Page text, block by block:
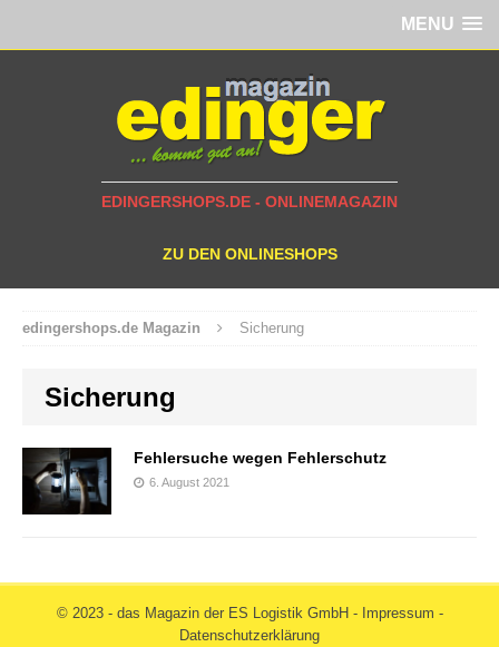
MENU
EDINGERSHOPS.DE - ONLINEMAGAZIN
ZU DEN ONLINESHOPS
edingershops.de Magazin Sicherung
Sicherung
Fehlersuche wegen Fehlerschutz
6. August 2021
© 2023 - das Magazin der ES Logistik GmbH - Impressum -
Datenschutzerklärung